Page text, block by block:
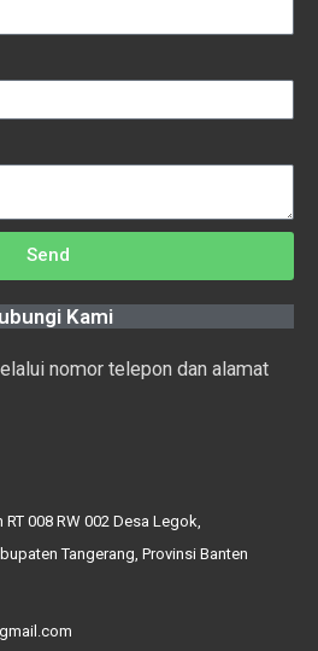
Send
Kami
nomor telepon dan alamat
008 RW 002 Desa Legok,
Tangerang, Provinsi Banten